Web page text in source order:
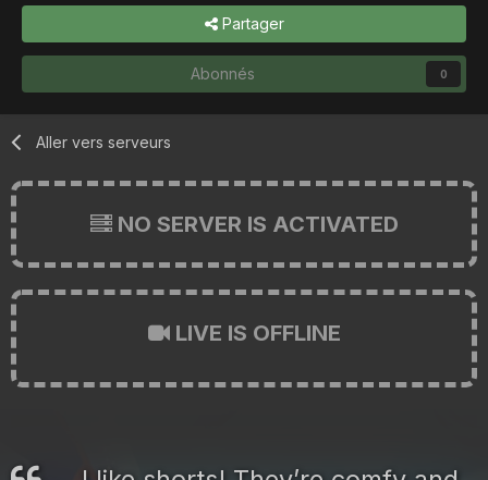
Partager
Abonnés 0
Aller vers serveurs
NO SERVER IS ACTIVATED
LIVE IS OFFLINE